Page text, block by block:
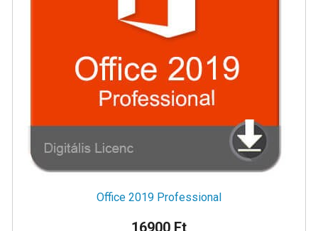
Office 2019 Professional